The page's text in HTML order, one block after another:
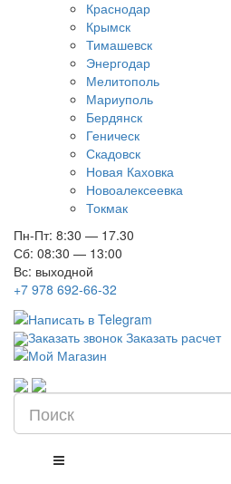
Краснодар
Крымск
Тимашевск
Энергодар
Мелитополь
Мариуполь
Бердянск
Геническ
Скадовск
Новая Каховка
Новоалексеевка
Токмак
Пн-Пт: 8:30 — 17.30
Сб: 08:30 — 13:00
Вс: выходной
+7 978 692-66-32
Заказать звонок Заказать расчет